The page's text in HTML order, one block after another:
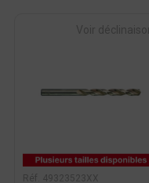
Voir
Réf. 49323523XX